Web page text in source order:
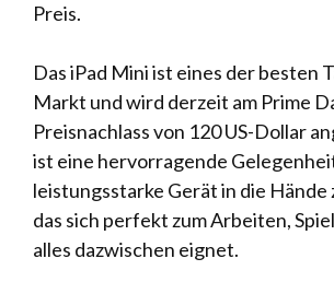
Preis.
Das iPad Mini ist eines der besten
Markt und wird derzeit am Prime
Preisnachlass von 120 US-Dollar
ist eine hervorragende
leistungsstarke Gerät in die Hände
das sich perfekt zum Arbeiten,
alles dazwischen eignet.